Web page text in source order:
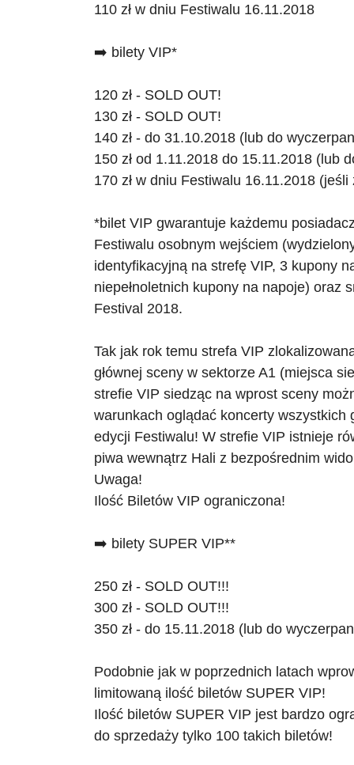
110 zł w dniu Festiwalu 16.11.2018
➡️ bilety VIP*
120 zł - SOLD OUT!
130 zł - SOLD OUT!
140 zł - do 31.10.2018 (lub do
150 zł od 1.11.2018 do 15.11.2018 (lub
170 zł w dniu Festiwalu 16.11.2018 (jeśli
*bilet VIP gwarantuje każdemu
Festiwalu osobnym wejściem
identyfikacyjną na strefę VIP, 3 kupony
niepełnoletnich kupony na napoje) oraz
Festival 2018.
Tak jak rok temu strefa VIP
głównej sceny w sektorze A1 (miejsca
strefie VIP siedząc na wprost sceny
warunkach oglądać koncerty wszystkich
edycji Festiwalu! W strefie VIP istnieje
piwa wewnątrz Hali z bezpośrednim
Uwaga!
Ilość Biletów VIP ograniczona!
➡️ bilety SUPER VIP**
250 zł - SOLD OUT!!!
300 zł - SOLD OUT!!!
350 zł - do 15.11.2018 (lub do
Podobnie jak w poprzednich latach
limitowaną ilość biletów SUPER VIP!
Ilość biletów SUPER VIP jest bardzo
do sprzedaży tylko 100 takich biletów!